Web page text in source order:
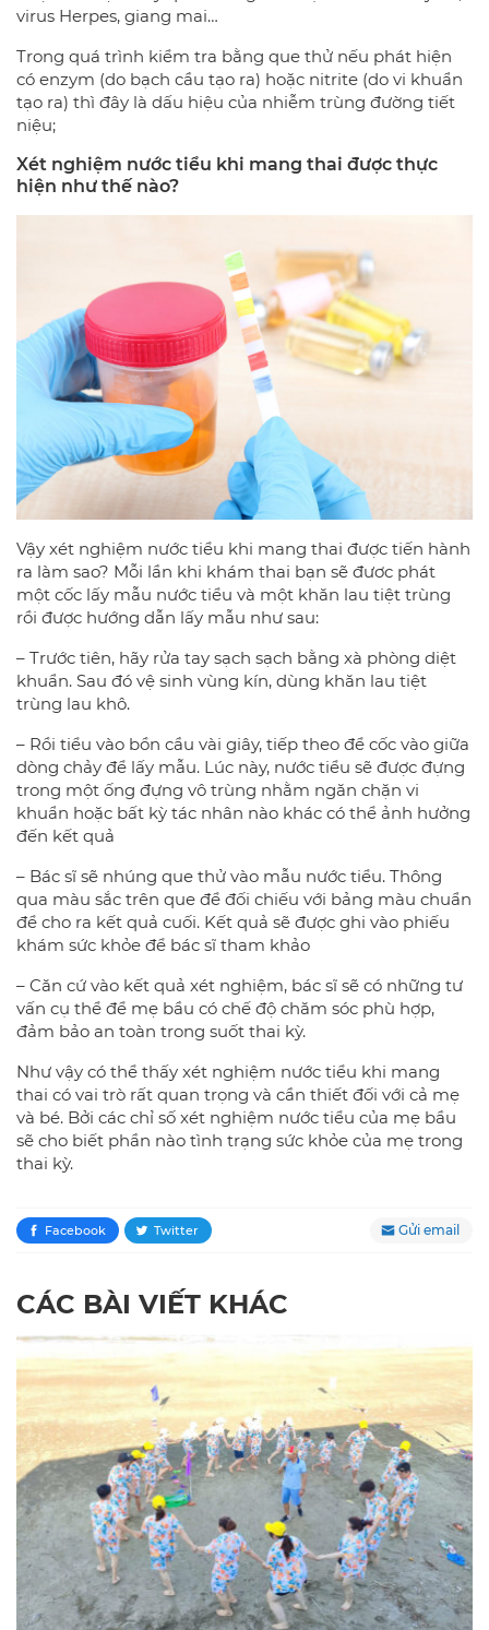
virus Herpes, giang mai…
Trong quá trình kiểm tra bằng que thử nếu phát hiện
có enzym (do bạch cầu tạo ra) hoặc nitrite (do vi khuẩn
tạo ra) thì đây là dấu hiệu của nhiễm trùng đường tiết
niệu;
Xét nghiệm nước tiểu khi mang thai được thực
hiện như thế nào?
Vậy xét nghiệm nước tiểu khi mang thai được tiến hành
ra làm sao? Mỗi lần khi khám thai bạn sẽ đươc phát
một cốc lấy mẫu nước tiểu và một khăn lau tiệt trùng
rồi được hướng dẫn lấy mẫu như sau:
– Trước tiên, hãy rửa tay sạch sạch bằng xà phòng diệt
khuẩn. Sau đó vệ sinh vùng kín, dùng khăn lau tiệt
trùng lau khô.
– Rồi tiểu vào bồn cầu vài giây, tiếp theo để cốc vào giữa
dòng chảy để lấy mẫu. Lúc này, nước tiểu sẽ được đựng
trong một ống đựng vô trùng nhằm ngăn chặn vi
khuẩn hoặc bất kỳ tác nhân nào khác có thể ảnh hưởng
đến kết quả
– Bác sĩ sẽ nhúng que thử vào mẫu nước tiểu. Thông
qua màu sắc trên que để đối chiếu với bảng màu chuẩn
để cho ra kết quả cuối. Kết quả sẽ được ghi vào phiếu
khám sức khỏe để bác sĩ tham khảo
– Căn cứ vào kết quả xét nghiệm, bác sĩ sẽ có những tư
vấn cụ thể để mẹ bầu có chế độ chăm sóc phù hợp,
đảm bảo an toàn trong suốt thai kỳ.
Như vậy có thể thấy xét nghiệm nước tiểu khi mang
thai có vai trò rất quan trọng và cần thiết đối với cả mẹ
và bé. Bởi các chỉ số xét nghiệm nước tiểu của mẹ bầu
sẽ cho biết phần nào tình trạng sức khỏe của mẹ trong
thai kỳ.
Facebook Twitter Gửi email
CÁC BÀI VIẾT KHÁC